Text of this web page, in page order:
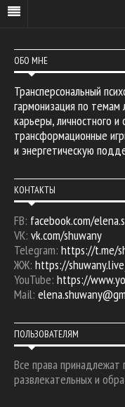
ОБО МНЕ
Трансперсональный
гармонизация по темам
карьеры, личностного и
трансформационные
и энергетическую
КОНТАКТЫ
FB: facebook.com/
VK: vk.com/shuwany
Telegram: https://t.me/
ЖЖ: https://
YouTube: https://
Mail:
ПОЛЬЗОВАТЕЛЯМ
Все права
развлекательных и